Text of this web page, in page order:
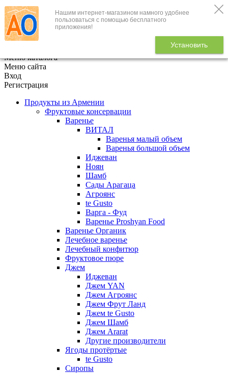
Нашим интернет-магазином намного удобнее
пользоваться с помощью бесплатного
приложения!
Установить
+7 (495) 646-888-1
В корзине
Меню каталога
Меню сайта
Вход
Регистрация
Продукты из Армении
Фруктовые консервации
Варенье
ВИТАЛ
Варенья малый объем
Варенья большой объем
Иджеван
Ноян
Шамб
Сады Арагаца
Агроянс
te Gusto
Варга - Фуд
Варенье Proshyan Food
Варенье Органик
Лечебное варенье
Лечебный конфитюр
Фруктовое пюре
Джем
Иджеван
Джем YAN
Джем Агроянс
Джем Фрут Ланд
Джем te Gusto
Джем Шамб
Джем Ararat
Другие производители
Ягоды протёртые
te Gusto
Сиропы